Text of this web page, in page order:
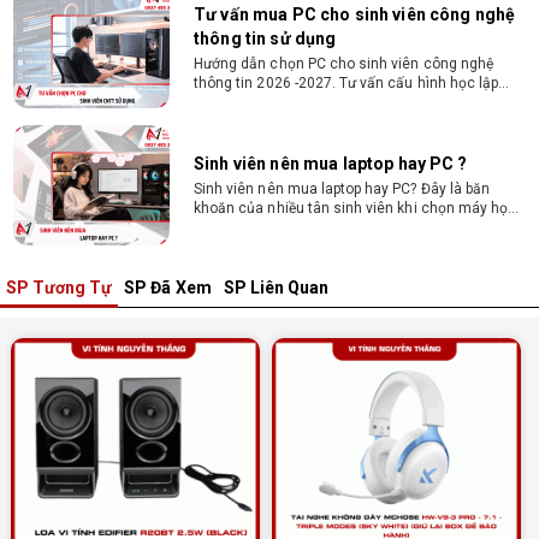
Tư vấn mua PC cho sinh viên công nghệ
thông tin sử dụng
Hướng dẫn chọn PC cho sinh viên công nghệ
thông tin 2026 -2027. Tư vấn cấu hình học lập
Sinh viên nên mua laptop hay PC ?
Sinh viên nên mua laptop hay PC? Đây là băn
khoăn của nhiều tân sinh viên khi chọn máy học
Laptop Sinh Viên 15–20 Triệu 2026: Cấu
Hình Nào Đáng Tiền?
Tìm laptop sinh viên 15–20 triệu phù hợp ngành
học năm 2026? Khám phá cách chọn cấu hình,
RAM, SSD, màn hình và khả năng nâng cấp hợp lý.
Tổng hợp 7 laptop sinh viên dưới 15 triệu
Bạn tìm laptop cho sinh viên dưới 15 triệu mượt
mà, bền bỉ? Xem ngay gợi ý các thương hiệu
laptop bền, cấu hình mạnh cho sinh viên sử dụng
4 năm đại học.
SP Tương Tự SP Đã Xem SP Liên Quan